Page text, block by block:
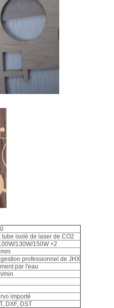
tube isolé de laser de CO2
130W/150W ×2
professionnel de JHX
par l'eau
min
importé
DXF, DST